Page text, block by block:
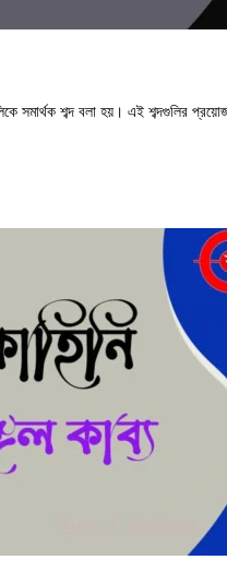
শব্দ বলা হয়। এই শব্দগুলির